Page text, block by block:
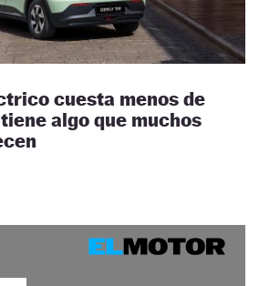
cuesta menos de
algo que muchos